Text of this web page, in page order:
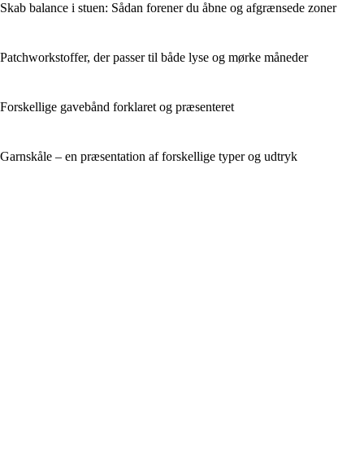
Skab balance i stuen: Sådan forener du åbne og afgrænsede zoner
Patchworkstoffer, der passer til både lyse og mørke måneder
Forskellige gavebånd forklaret og præsenteret
Garnskåle – en præsentation af forskellige typer og udtryk